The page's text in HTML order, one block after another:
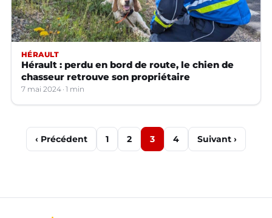
HÉRAULT
Hérault : perdu en bord de route, le chien de
chasseur retrouve son propriétaire
7 mai 2024 1 min
‹ Précédent 1 2 3 4 Suivant ›